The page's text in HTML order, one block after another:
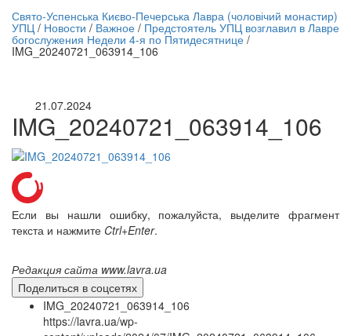
трансляция | 12 сентября
трансляции
Свято-Успенська Києво-Печерська Лавра (чоловічий монастир)
УПЦ / Новости / Важное / Предстоятель УПЦ возглавил в Лавре
богослужения Недели 4-я по Пятидесятнице /
IMG_20240721_063914_106
21.07.2024
IMG_20240721_063914_106
Если вы нашли ошибку, пожалуйста, выделите фрагмент
текста и нажмите Ctrl+Enter.
Редакция сайта www.lavra.ua
Поделиться в соцсетях
IMG_20240721_063914_106
https://lavra.ua/wp-